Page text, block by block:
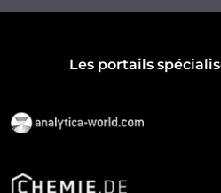
Les portails